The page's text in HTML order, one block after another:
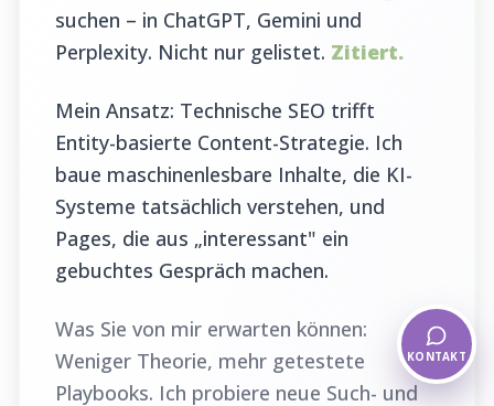
suchen – in ChatGPT, Gemini und
Perplexity. Nicht nur gelistet. Zitiert.
Mein Ansatz: Technische SEO trifft
Entity-basierte Content-Strategie. Ich
baue maschinenlesbare Inhalte, die KI-
Systeme tatsächlich verstehen, und
Pages, die aus „interessant" ein
gebuchtes Gespräch machen.
Was Sie von mir erwarten können:
Weniger Theorie, mehr getestete
Playbooks. Ich probiere neue Such- und
KONTAKT